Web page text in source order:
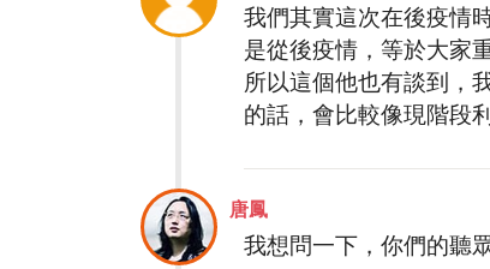
我們其實這次在後疫情
是從後疫情，等於大家
所以這個他也有談到，
的話，會比較像現階段
唐鳳
我想問一下，你們的聽